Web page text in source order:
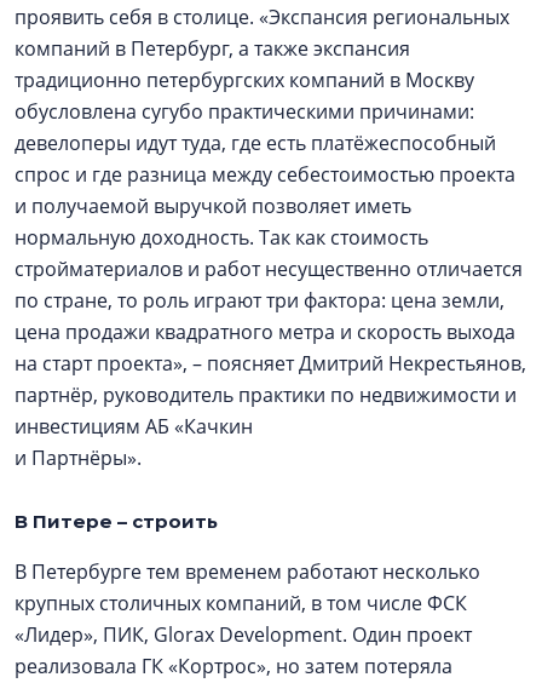
проявить себя в столице. «Экспансия региональных
компаний в Петербург, а также экспансия
традиционно петербургских компаний в Москву
обусловлена сугубо практическими причинами:
девелоперы идут туда, где есть платёжеспособный
спрос и где разница между себестоимостью проекта
и получаемой выручкой позволяет иметь
нормальную доходность. Так как стоимость
стройматериалов и работ несущественно отличается
по стране, то роль играют три фактора: цена земли,
цена продажи квадратного метра и скорость выхода
на старт проекта», – поясняет Дмитрий Некрестьянов,
партнёр, руководитель практики по недвижимости и
инвестициям АБ «Качкин
и Партнёры».
В Питере – строить
В Петербурге тем временем работают несколько
крупных столичных компаний, в том числе ФСК
«Лидер», ПИК, Glorax Development. Один проект
реализовала ГК «Кортрос», но затем потеряла